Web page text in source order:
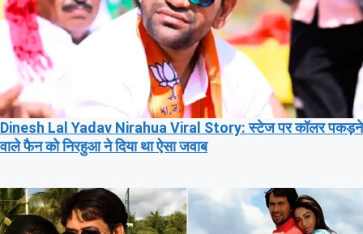
Dinesh Lal Yadav Nirahua Viral Story: स्टेज पर कॉलर पकड़ने
वाले फैन को निरहुआ ने दिया था ऐसा जवाब